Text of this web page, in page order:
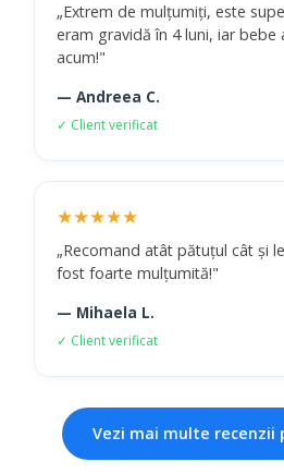
„Extrem de mulțumiți, este
eram gravidă în 4 luni, iar bebe
acum!"
— Andreea C.
✓ Client verificat
★★★★★
„Recomand atât pătuțul cât și
fost foarte mulțumită!"
— Mihaela L.
✓ Client verificat
Vezi mai multe recenzii